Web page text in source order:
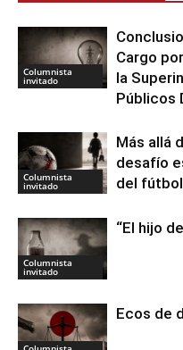
Columnista
invitado
Cargo
la
Públicos
Columnista
invitado
Más allá
desafío
del fútbol
Columnista
invitado
“El hijo
Ecos de